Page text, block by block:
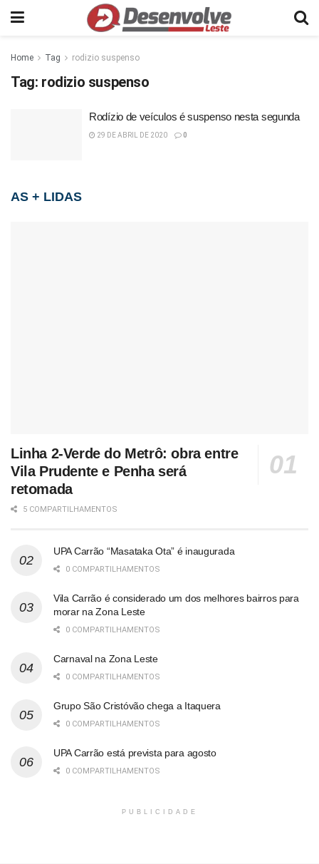
Home Tag rodizio suspenso
Tag: rodizio suspenso
Rodízio de veículos é suspenso nesta segunda
29 DE ABRIL DE 2020 0
AS + LIDAS
Linha 2-Verde do Metrô: obra entre
Vila Prudente e Penha será
retomada
5 COMPARTILHAMENTOS
UPA Carrão “Masataka Ota” é inaugurada
0 COMPARTILHAMENTOS
Vila Carrão é considerado um dos melhores bairros para
morar na Zona Leste
0 COMPARTILHAMENTOS
Carnaval na Zona Leste
0 COMPARTILHAMENTOS
Grupo São Cristóvão chega a Itaquera
0 COMPARTILHAMENTOS
UPA Carrão está prevista para agosto
0 COMPARTILHAMENTOS
PUBLICIDADE